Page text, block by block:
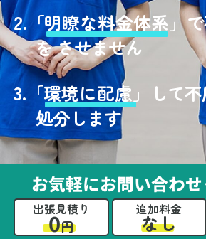
2.「明瞭な料金体系」
を させません
3. 「環境に配慮」
して
処分します
お気軽にお問い合わせ
出張見積り
0円
追加料金
なし